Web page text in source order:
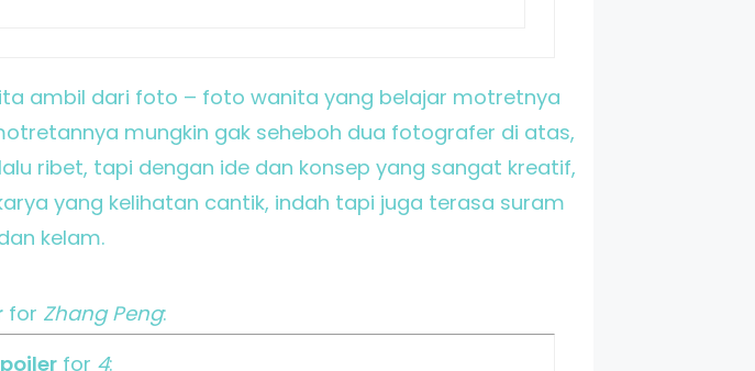
ambil dari foto – foto wanita yang belajar motretnya
mungkin gak seheboh dua fotografer di atas,
ribet, tapi dengan ide dan konsep yang sangat kreatif,
yang kelihatan cantik, indah tapi juga terasa suram
kelam.
for Zhang Peng:
for 4: